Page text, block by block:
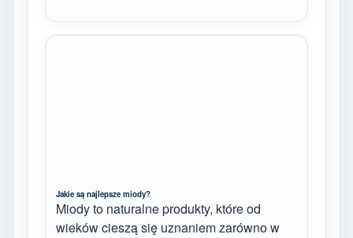
Jakie są najlepsze miody?
Miody to naturalne produkty, które od
wieków cieszą się uznaniem zarówno w